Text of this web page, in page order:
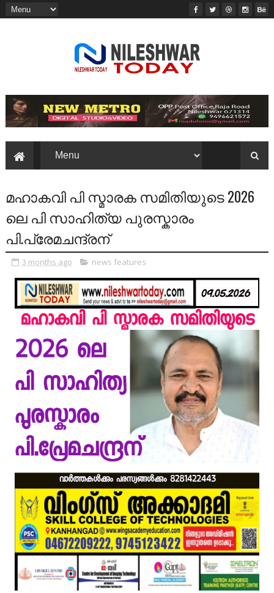
മഹാകവി പി സ്മാരക സമിതിയുടെ 2026
ലെ പി സാഹിത്യ പുരസ്കാരം
പി.പ്രേമചന്ദ്രന്
3 months ago news features